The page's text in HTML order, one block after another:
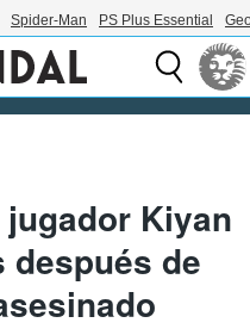
Spider-Man PS Plus Essential
jugador Kiyan
después de